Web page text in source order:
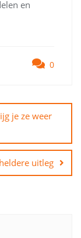
en
0
je ze weer
uitleg